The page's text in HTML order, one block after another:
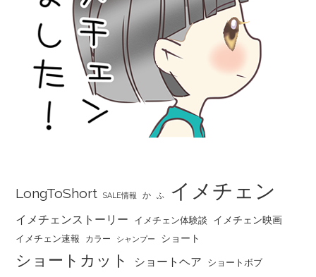
LongToShort SALE情報 か ふ イメチェン
イメチェンストーリー イメチェン体験談 イメチェン映画
イメチェン速報 カラー シャンプー ショート
ショートカット ショートヘア ショートボブ